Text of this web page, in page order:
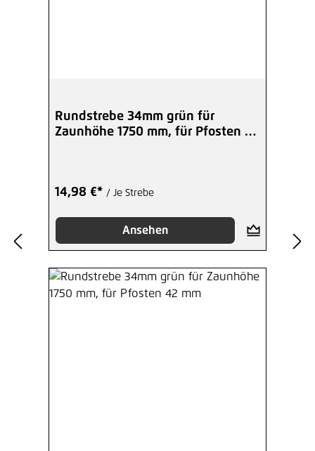
Rundstrebe 34mm grün für
Zaunhöhe 1750 mm, für Pfosten 38
14,98 €* / Je Strebe
Ansehen